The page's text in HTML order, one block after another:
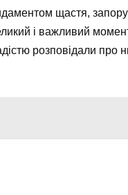
щастя,
і важливий
розповідали про